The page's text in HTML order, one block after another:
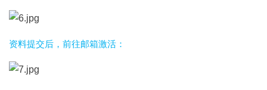
资料提交后，前往邮箱激活：